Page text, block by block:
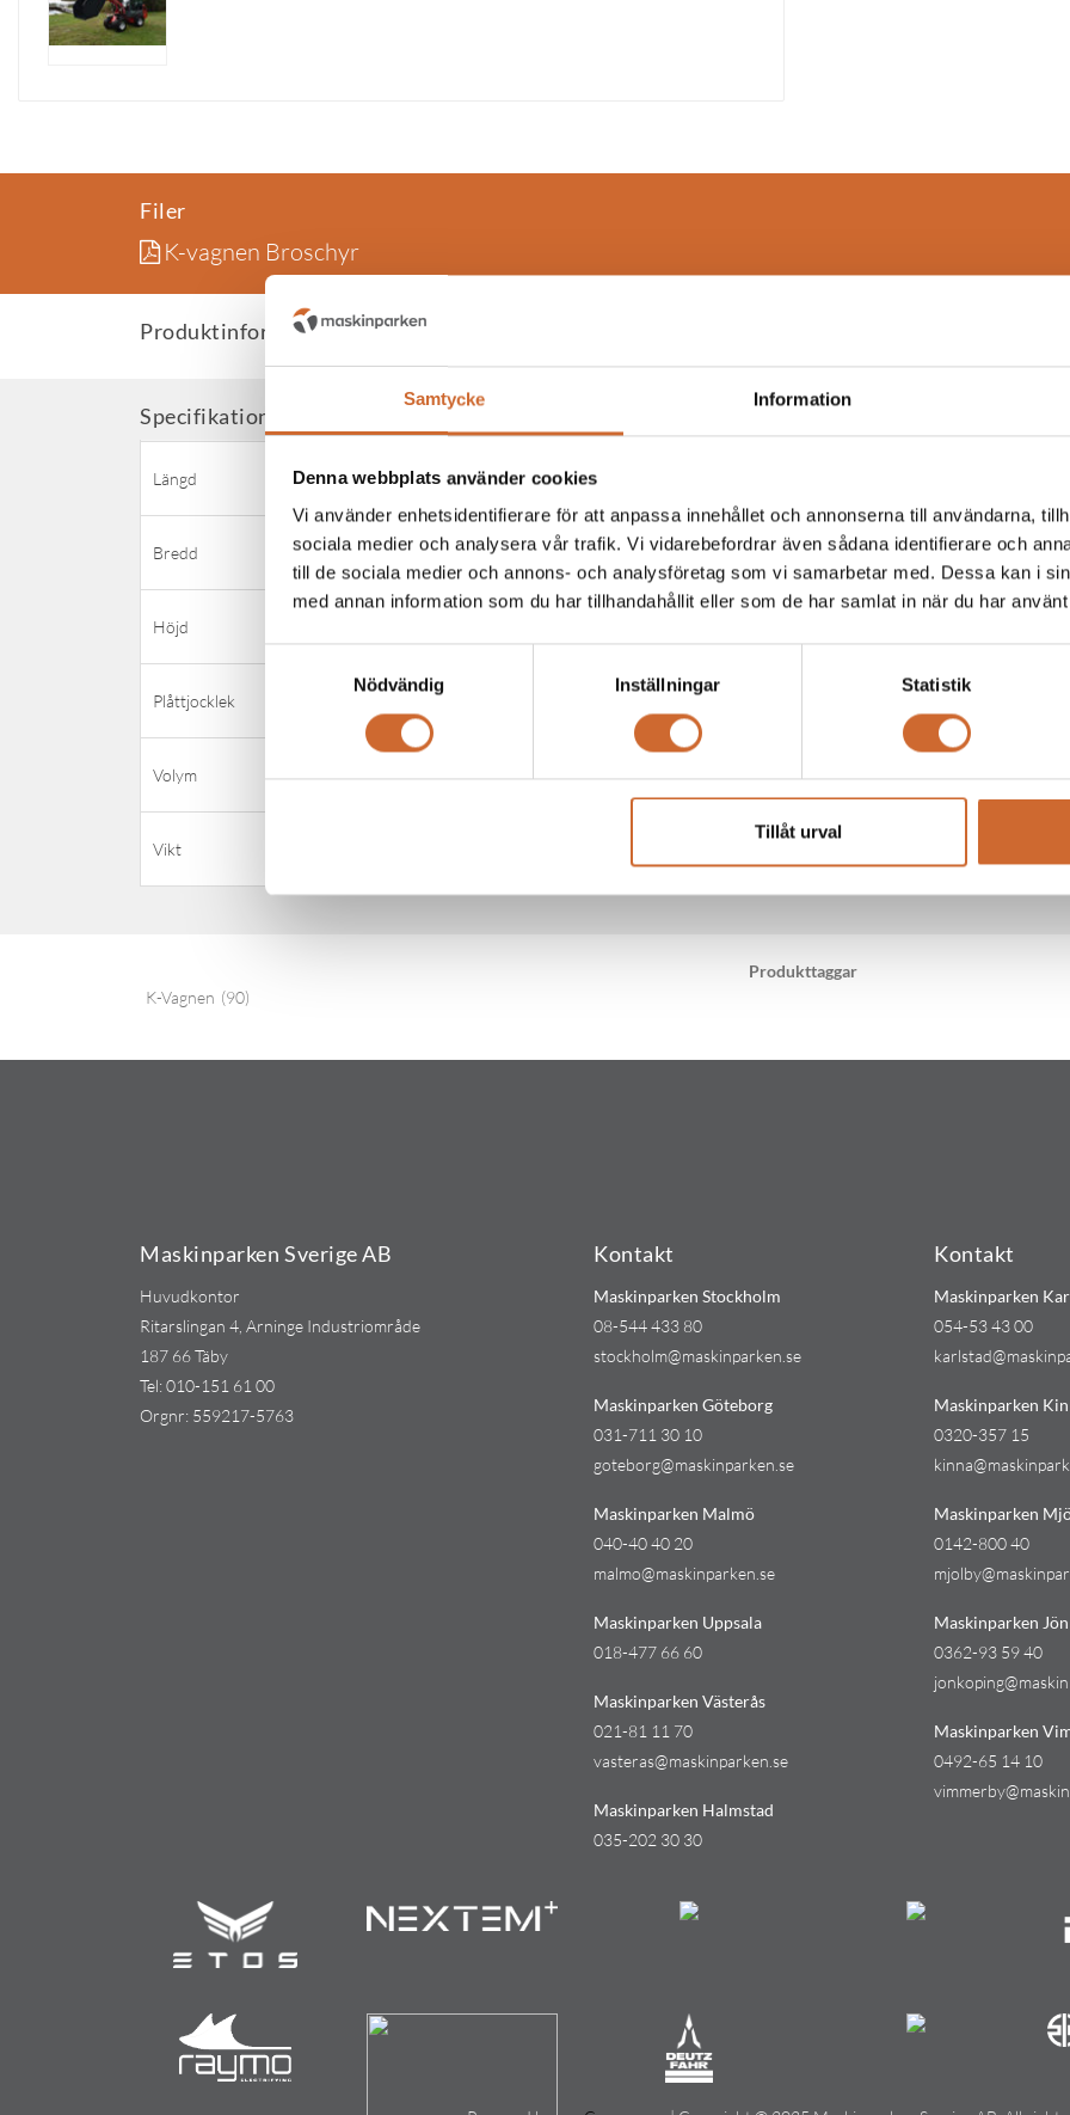
Samtycke Information
Denna webbplats använder cookies
Vi använder enhetsidentifierare för att anpassa innehållet och annonserna till användarna,
sociala medier och analysera vår trafik. Vi vidarebefordrar även sådana identifierare och
till de sociala medier och annons- och analysföretag som vi samarbetar med. Dessa kan i
med annan information som du har tillhandahållit eller som de har samlat in när du har
Nödvändig
Inställningar Statistik
Tillåt urval
Filer
K-vagnen Broschyr
Produktinformation
Specifikationer
Attribute value
Längd 1300mm
Bredd 1300mm
Höjd
Plåttjocklek
Volym
Vikt
Produkttaggar
K-Vagnen (90)
Maskinparken Sverige AB
Huvudkontor
Ritarslingan 4, Arninge Industriområde
187 66 Täby
Tel:010-151 61 00
Orgnr: 559217-5763
Kontakt
Maskinparken Stockholm
08-544 433 80
stockholm@maskinparken.se
Maskinparken Göteborg
031-711 30 10
goteborg@maskinparken.se
Maskinparken Malmö
040-40 40 20
malmo@maskinparken.se
Maskinparken Uppsala
018-477 66 60
Maskinparken Västerås
021-81 11 70
vasteras@maskinparken.se
Maskinparken Halmstad
035-202 30 30
Kontakt
Maskinparken
054-53 43 00
Maskinparken
0320-357 15
Maskinparken
0142-800 40
Maskinparken
0362-93 59 40
Maskinparken
0492-65 14 10